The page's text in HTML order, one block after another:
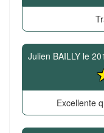
Julien BAILLY le
Excellente